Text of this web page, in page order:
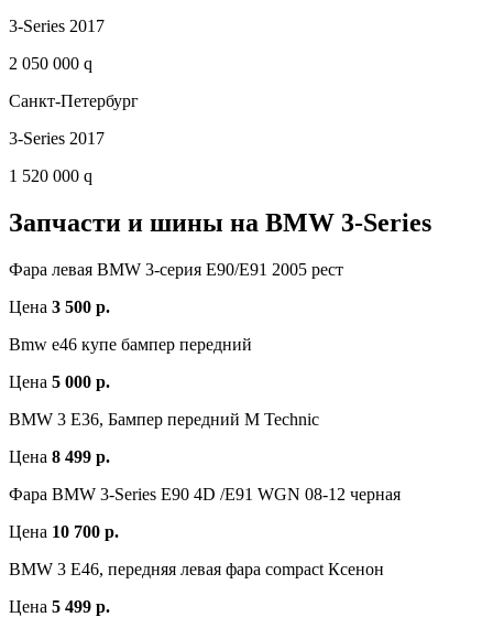
3-Series 2017
2 050 000 q
Санкт-Петербург
3-Series 2017
1 520 000 q
Запчасти и шины на BMW 3-Series
Фара левая BMW 3-серия E90/E91 2005 рест
Цена 3 500 р.
Bmw e46 купе бампер передний
Цена 5 000 р.
BMW 3 E36, Бампер передний M Technic
Цена 8 499 р.
Фара BMW 3-Series E90 4D /E91 WGN 08-12 черная
Цена 10 700 р.
BMW 3 E46, передняя левая фара compact Ксенон
Цена 5 499 р.